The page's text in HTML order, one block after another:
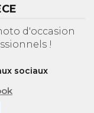
d'occasion
!
sociaux